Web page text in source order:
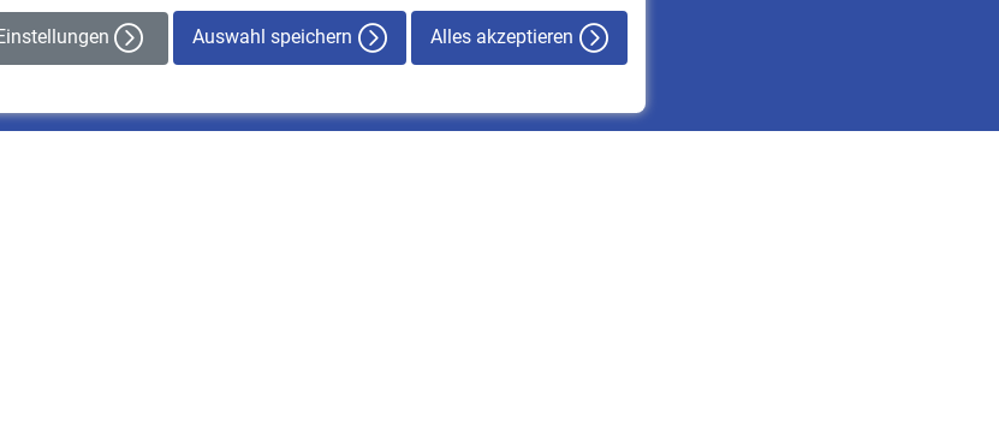
Auswahl speichern Alles akzeptieren